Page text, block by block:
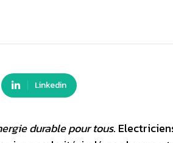
Linkedin
durable pour tous.